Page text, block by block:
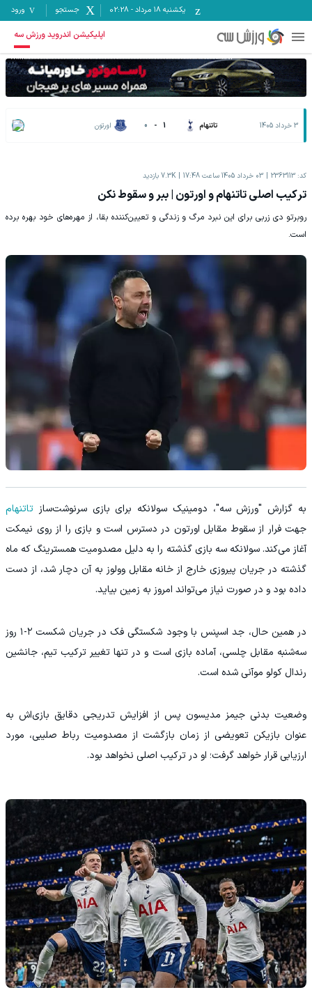
یکشنبه ۱۸ مرداد -
02:28 جستجو ورود
اپلیکیشن اندروید ورزش سه
3 خرداد 1405 تاتنهام 1
-
0 اورتون
کد: 2363113 03 خرداد 1405 ساعت 17:48 7.3K بازدید
ترکیب اصلی تاتنهام و اورتون | ببر و سقوط نکن
روبرتو دی زربی برای این نبرد مرگ و زندگی و تعیین‌کننده بقا، از مهره‌های خود بهره برده
است.
به گزارش "ورزش سه"، دومینیک سولانکه برای بازی سرنوشت‌ساز تاتنهام
جهت فرار از سقوط مقابل اورتون در دسترس است و بازی را از روی نیمکت
آغاز می‌کند. سولانکه سه بازی گذشته را به دلیل مصدومیت همسترینگ که ماه
گذشته در جریان پیروزی خارج از خانه مقابل وولوز به آن دچار شد، از دست
داده بود و در صورت نیاز می‌تواند امروز به زمین بیاید.
در همین حال، جد اسپنس با وجود شکستگی فک در جریان شکست ۲-۱ روز
سه‌شنبه مقابل چلسی، آماده بازی است و در تنها تغییر ترکیب تیم، جانشین
رندال کولو موآنی شده است.
وضعیت بدنی جیمز مدیسون پس از افزایش تدریجی دقایق بازی‌اش به
عنوان بازیکن تعویضی از زمان بازگشت از مصدومیت رباط صلیبی، مورد
ارزیابی قرار خواهد گرفت؛ او در ترکیب اصلی نخواهد بود.